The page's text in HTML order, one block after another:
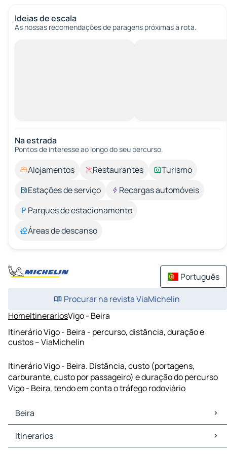
Ideias de escala
As nossas recomendações de paragens próximas à rota.
Na estrada
Pontos de interesse ao longo do seu percurso.
Alojamentos Restaurantes
Turismo
Estações de serviço
Recargas automóveis
Parques de estacionamento
Áreas de descanso
Português
Procurar na revista ViaMichelin
HomeItinerariosVigo - Beira
Itinerário Vigo - Beira - percurso, distância, duração e
custos – ViaMichelin
Itinerário Vigo - Beira. Distância, custo (portagens,
carburante, custo por passageiro) e duração do percurso
Vigo - Beira, tendo em conta o tráfego rodoviário
Beira
Beira Mapas Plantas
Beira Trafego
Itinerarios